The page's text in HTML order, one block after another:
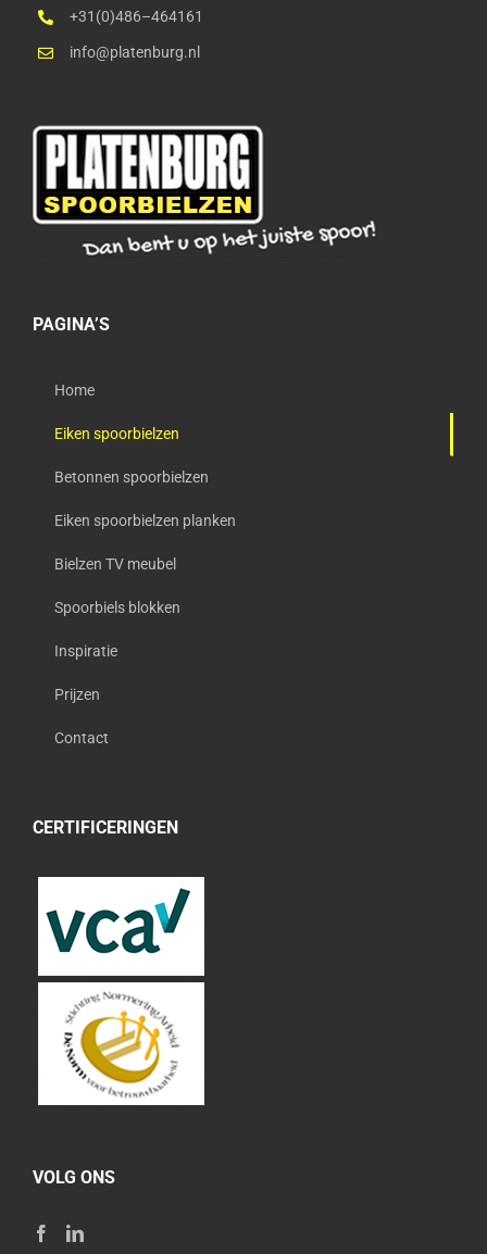
+31(0)486–464161
info@platenburg.nl
PAGINA’S
Home
Eiken spoorbielzen
Betonnen spoorbielzen
Eiken spoorbielzen planken
Bielzen TV meubel
Spoorbiels blokken
Inspiratie
Prijzen
Contact
CERTIFICERINGEN
VOLG ONS